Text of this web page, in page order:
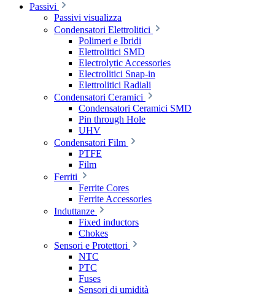
Passivi
Passivi visualizza
Condensatori Elettrolitici
Polimeri e Ibridi
Elettrolitici SMD
Electrolytic Accessories
Electrolitici Snap-in
Elettrolitici Radiali
Condensatori Ceramici
Condensatori Ceramici SMD
Pin through Hole
UHV
Condensatori Film
PTFE
Film
Ferriti
Ferrite Cores
Ferrite Accessories
Induttanze
Fixed inductors
Chokes
Sensori e Protettori
NTC
PTC
Fuses
Sensori di umidità